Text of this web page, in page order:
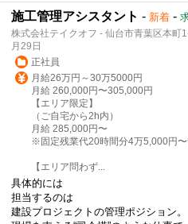
施工管理アシスタント - 新着 -
株式会社テイクオフ - 仙台市青葉区本町
月29日
正社員
月給26万円～30万5000円
月給 260,000円〜305,000円
【エリア限定】
（ご自宅から2h内）
月給 285,000円〜
※固定残業代20時間分4万5,000円〜
【エリア問わず...
具体的には
担当するのは
建設プロジェクトの管理ポジション。